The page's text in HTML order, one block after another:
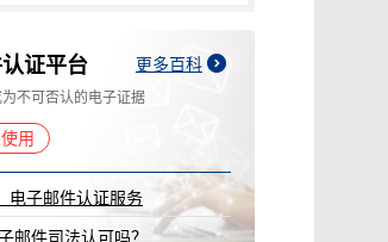
证平台 更多百科
不可否认的电子证据
用
电子邮件认证服务
邮件司法认可吗？